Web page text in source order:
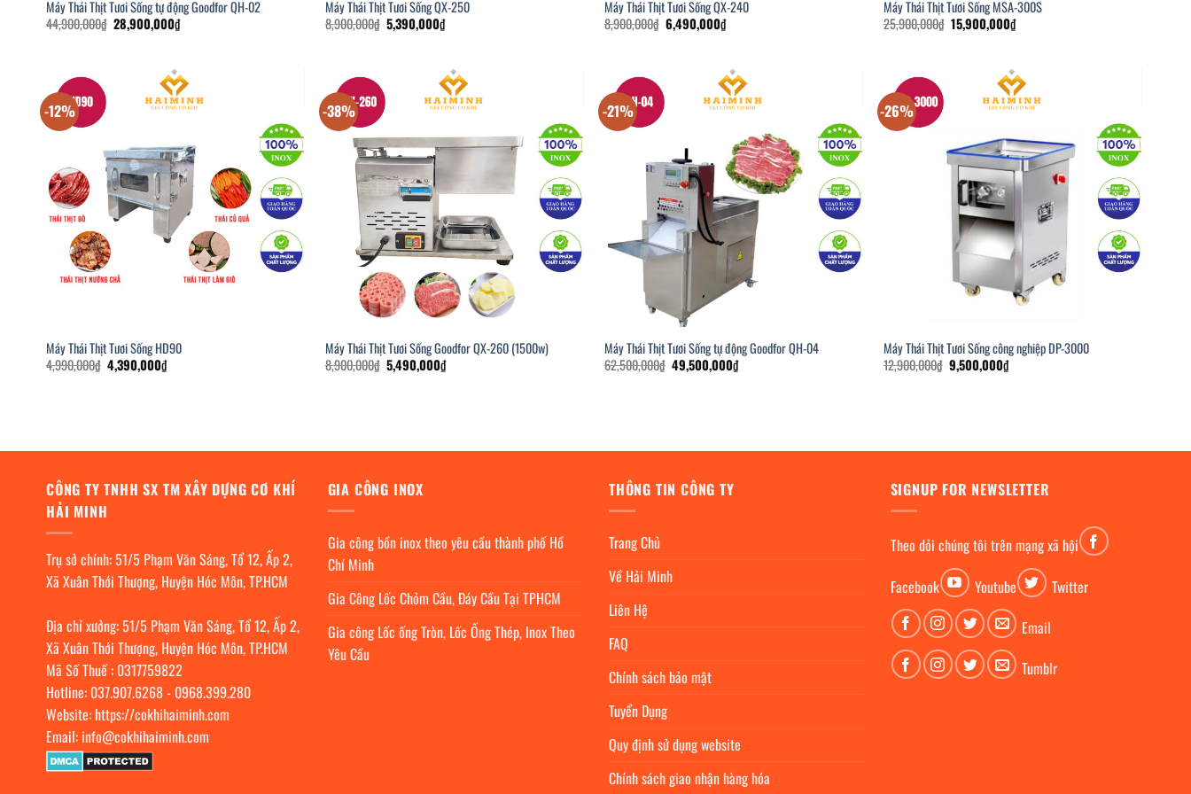
Máy Thái Thịt Tươi Sống tự động Goodfor QH-02
44,900,000₫ Giá
gốc
28,900,000₫Giá
28,900,000₫.
Máy Thái Thịt Tươi Sống QX-250
8,900,000₫ Giá
gốc
5,390,000₫Giá
5,390,000₫.
Máy Thái Thịt Tươi Sống QX-240
8,900,000₫ Giá
gốc
6,490,000₫Giá
6,490,000₫.
Máy Thái Thịt Tươi Sống MSA-300S
25,900,000₫ Giá
gốc
15,900,000₫Giá
15,900,000₫.
-12%
Máy Thái Thịt Tươi Sống HD90
4,990,000₫ Giá
gốc
4,390,000₫Giá
-38%
Máy Thái Thịt Tươi Sống Goodfor QX-260 (1500w)
8,900,000₫ Giá
gốc
5,490,000₫Giá
-21%
Máy Thái Thịt Tươi Sống tự động Goodfor QH-04
62,500,000₫ Giá
gốc
49,500,000₫Giá
-26%
Máy Thái Thịt Tươi Sống công nghiệp DP-3000
12,900,000₫ Giá
gốc
9,500,000₫Giá
CÔNG TY TNHH SX TM XÂY DỰNG CƠ KHÍ
HẢI MINH
Trụ sở chính: 51/5 Phạm Văn Sáng, Tổ 12, Ấp 2,
Xã Xuân Thới Thượng, Huyện Hóc Môn, TP.HCM
Địa chỉ xưởng: 51/5 Phạm Văn Sáng, Tổ 12, Ấp 2,
Xã Xuân Thới Thượng, Huyện Hóc Môn, TP.HCM
Mã Số Thuế : 0317759822
Hotline: 037.907.6268- 0968.399.280
Website: https://cokhihaiminh.com
Email: info@cokhihaiminh.com
GIA CÔNG INOX
Gia công bồn inox theo yêu cầu thành phố Hồ
Chí Minh
Gia Công Lốc Chỏm Cầu, Đáy Cầu Tại TPHCM
Gia công Lốc ống Tròn, Lốc Ống Thép, Inox Theo
Yêu Cầu
THÔNG TIN CÔNG TY
Trang Chủ
Về Hải Minh
Liên Hệ
FAQ
Chính sách bảo mật
Tuyển Dụng
Quy định sử dụng website
Chính sách giao nhận hàng hóa
SIGNUP FOR NEWSLETTER
Theo dỏi chúng tôi trên mạng xã hội
Facebook
Youtube
Twitter
Email
Tumblr